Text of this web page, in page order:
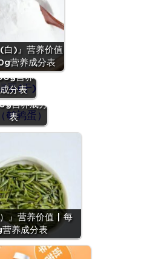
(白)』营养价值
营养成分表
)』营养
值 | 每
营养
成分表
（鹌鹑
营养价值 |
营养成分
表
』营养价值 | 每
养成分表